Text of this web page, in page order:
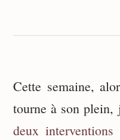
Cette semaine,
tourne à son plein,
deux interventions